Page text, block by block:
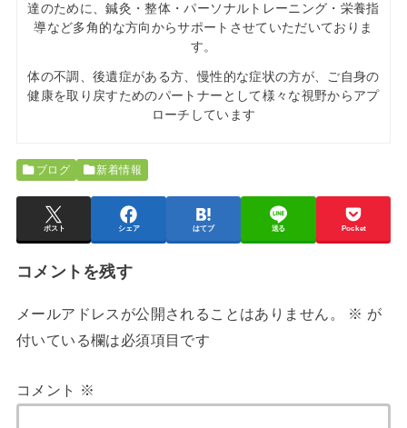
達のために、鍼灸・整体・パーソナルトレーニング・栄養指
導など多角的な方向からサポートさせていただいておりま
す。
体の不調、後遺症がある方、慢性的な症状の方が、ご自身の
健康を取り戻すためのパートナーとして様々な視野からアプ
ローチしています
ブログ 新着情報
ポスト シェア はてブ 送る Pocket
コメントを残す
メールアドレスが公開されることはありません。 ※ が
付いている欄は必須項目です
コメント ※